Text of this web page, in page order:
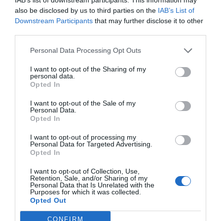
also be disclosed by us to third parties on the IAB’s List of
Downstream Participants that may further disclose it to other
Personal Data Processing Opt Outs
I want to opt-out of the Sharing of my
personal data.
Opted In
I want to opt-out of the Sale of my
Personal Data.
Opted In
I want to opt-out of processing my
Personal Data for Targeted Advertising.
Opted In
I want to opt-out of Collection, Use,
Retention, Sale, and/or Sharing of my
Personal Data that Is Unrelated with the
Purposes for which it was collected.
Opted Out
CONFIRM
El fabricant tecnològic xinès Huawei ha
desenvolupat el seu propi sistema operatiu per a
eventual prohibició d'usar el programari de
proveïdors estatunidencs com Google o Microsoft,
segons ha indicat la companyia xinesa a la
"Hem preparat el nostre propi sistema operatiu.
Si succeís que ja no podem usar aquests
sistemes, estaríem preparats. Aquest és el nostre
amb els ecosistemes de Google i Microsoft", ha
declara un portaveu de la companyia.